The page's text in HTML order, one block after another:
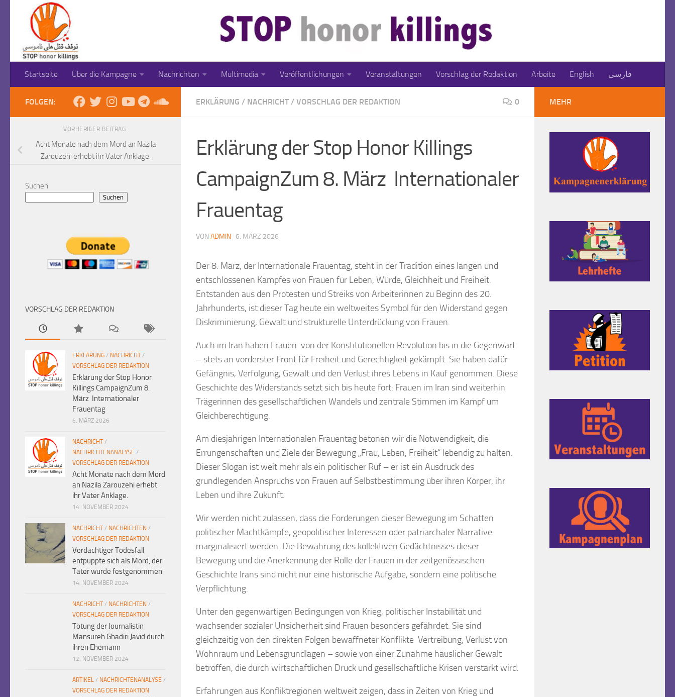
Zum Inhalt springen
Startseite Über die Kampagne Nachrichten Multimedia Veröffentlichungen Veranstaltungen Vorschlag der Redaktion Arbeite English فارسی
ERKLÄRUNG / NACHRICHT / VORSCHLAG DER REDAKTION 0
Erklärung der Stop Honor Killings
CampaignZum 8. März Internationaler
Frauentag
VON ADMIN · 6. MÄRZ 2026
Der 8. März, der Internationale Frauentag, steht in der Tradition eines langen und
entschlossenen Kampfes von Frauen für Leben, Würde, Gleichheit und Freiheit.
Entstanden aus den Protesten und Streiks von Arbeiterinnen zu Beginn des 20.
Jahrhunderts, ist dieser Tag heute ein weltweites Symbol für den Widerstand gegen
Diskriminierung, Gewalt und strukturelle Unterdrückung von Frauen.
Auch im Iran haben Frauen von der Konstitutionellen Revolution bis in die Gegenwart
– stets an vorderster Front für Freiheit und Gerechtigkeit gekämpft. Sie haben dafür
Gefängnis, Verfolgung, Gewalt und den Verlust ihres Lebens in Kauf genommen. Diese
Geschichte des Widerstands setzt sich bis heute fort: Frauen im Iran sind weiterhin
Trägerinnen des gesellschaftlichen Wandels und zentrale Stimmen im Kampf um
Gleichberechtigung.
Am diesjährigen Internationalen Frauentag betonen wir die Notwendigkeit, die
Errungenschaften und Ziele der Bewegung „Frau, Leben, Freiheit“ lebendig zu halten.
Dieser Slogan ist weit mehr als ein politischer Ruf – er ist ein Ausdruck des
grundlegenden Anspruchs von Frauen auf Selbstbestimmung über ihren Körper, ihr
Leben und ihre Zukunft.
Wir werden nicht zulassen, dass die Forderungen dieser Bewegung im Schatten
politischer Machtkämpfe, geopolitischer Interessen oder patriarchaler Narrative
marginalisiert werden. Die Bewahrung des kollektiven Gedächtnisses dieser
Bewegung und die Anerkennung der Rolle der Frauen in der zeitgenössischen
Geschichte Irans sind nicht nur eine historische Aufgabe, sondern eine politische
Verpflichtung.
Unter den gegenwärtigen Bedingungen von Krieg, politischer Instabilität und
wachsender sozialer Unsicherheit sind Frauen besonders gefährdet. Sie sind
gleichzeitig von den direkten Folgen bewaffneter Konflikte Vertreibung, Verlust von
Wohnraum und Lebensgrundlagen – sowie von einer Zunahme häuslicher Gewalt
betroffen, die durch wirtschaftlichen Druck und gesellschaftliche Krisen verstärkt wird.
Erfahrungen aus Konfliktregionen weltweit zeigen, dass in Zeiten von Krieg und
FOLGEN:
VORHERIGER BEITRAG
Acht Monate nach dem Mord an Nazila
Zarouzehi erhebt ihr Vater Anklage.
Suchen
Suchen
VORSCHLAG DER REDAKTION
ERKLÄRUNG / NACHRICHT/
VORSCHLAG DER REDAKTION
Erklärung der Stop Honor
Killings CampaignZum 8.
März Internationaler
Frauentag
6. MÄRZ 2026
NACHRICHT/
NACHRICHTENANALYSE /
VORSCHLAG DER REDAKTION
Acht Monate nach dem Mord
an Nazila Zarouzehi erhebt
ihr Vater Anklage.
14. NOVEMBER 2024
NACHRICHT/ NACHRICHTEN /
VORSCHLAG DER REDAKTION
Verdächtiger Todesfall
entpuppte sich als Mord, der
Täter wurde festgenommen
14. NOVEMBER 2024
NACHRICHT/ NACHRICHTEN /
VORSCHLAG DER REDAKTION
Tötung der Journalistin
Mansureh Ghadiri Javid durch
ihren Ehemann
12. NOVEMBER 2024
ARTIKEL / NACHRICHTENANALYSE /
VORSCHLAG DER REDAKTION
MEHR